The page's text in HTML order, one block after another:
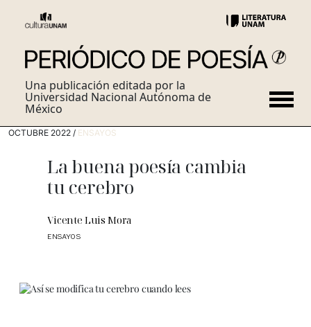
Una publicación editada por la
Universidad Nacional Autónoma de
México
OCTUBRE 2022 / ENSAYOS
La buena poesía cambia
tu cerebro
Vicente Luis Mora
ENSAYOS